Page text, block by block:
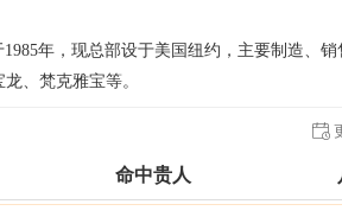
年，现总部设于美国纽约，主要制造、
、梵克雅宝等。
命中贵人